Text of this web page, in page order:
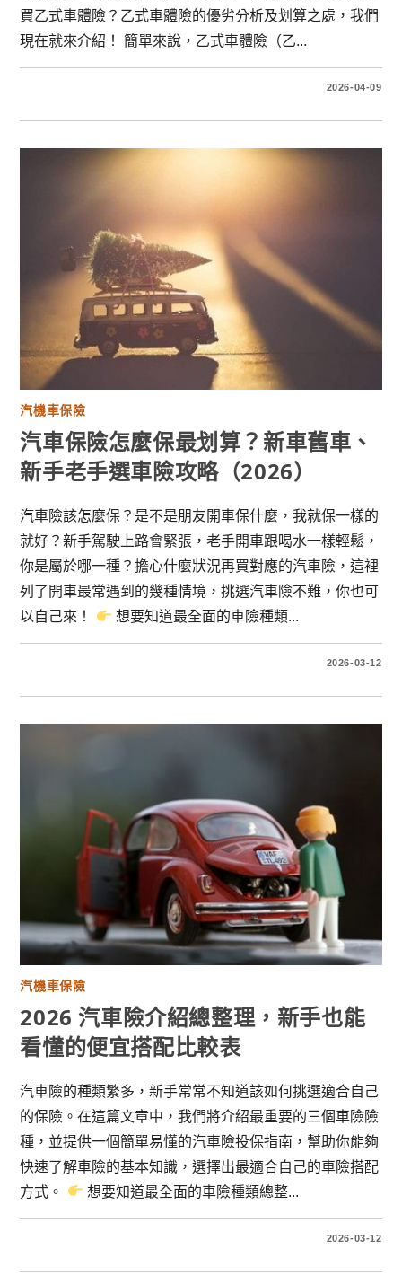
買乙式車體險？乙式車體險的優劣分析及划算之處，我們
現在就來介紹！ 簡單來說，乙式車體險（乙...
2026-04-09
汽機車保險
汽車保險怎麼保最划算？新車舊車、
新手老手選車險攻略（2026）
汽車險該怎麼保？是不是朋友開車保什麼，我就保一樣的
就好？新手駕駛上路會緊張，老手開車跟喝水一樣輕鬆，
你是屬於哪一種？擔心什麼狀況再買對應的汽車險，這裡
列了開車最常遇到的幾種情境，挑選汽車險不難，你也可
以自己來！
想要知道最全面的車險種類...
2026-03-12
汽機車保險
2026 汽車險介紹總整理，新手也能
看懂的便宜搭配比較表
汽車險的種類繁多，新手常常不知道該如何挑選適合自己
的保險。在這篇文章中，我們將介紹最重要的三個車險險
種，並提供一個簡單易懂的汽車險投保指南，幫助你能夠
快速了解車險的基本知識，選擇出最適合自己的車險搭配
方式。
想要知道最全面的車險種類總整...
2026-03-12